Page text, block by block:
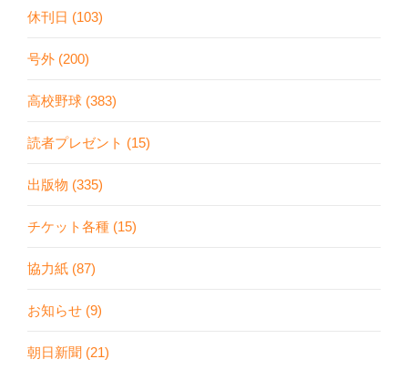
休刊日 (103)
号外 (200)
高校野球 (383)
読者プレゼント (15)
出版物 (335)
チケット各種 (15)
協力紙 (87)
お知らせ (9)
朝日新聞 (21)